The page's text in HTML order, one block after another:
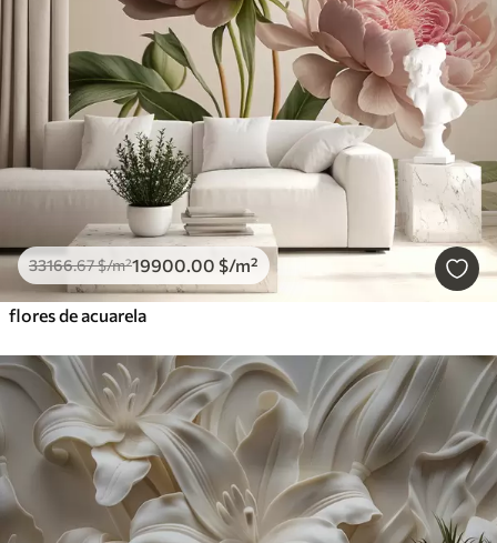
33166.67$/m²19900.00 $/m²
flores de acuarela